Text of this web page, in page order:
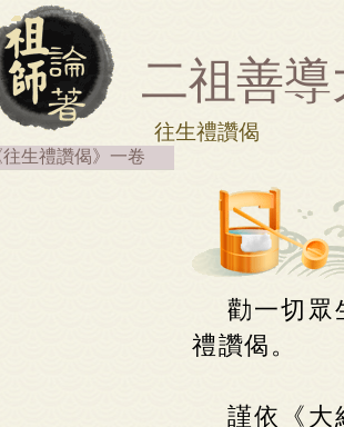
二祖善導
往生禮讚偈
往生禮讚偈》一卷
勸一切眾
禮讚偈。
謹依《大